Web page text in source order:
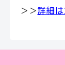
＞＞詳細は